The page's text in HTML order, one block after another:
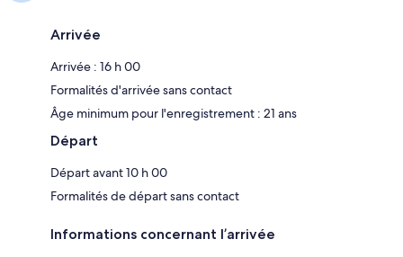
Arrivée
Arrivée : 16 h 00
Formalités d'arrivée sans contact
Âge minimum pour l'enregistrement : 21 ans
Départ
Départ avant 10 h 00
Formalités de départ sans contact
Informations concernant l’arrivée